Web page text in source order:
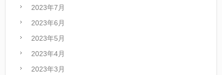
2023年7月
2023年6月
2023年5月
2023年4月
2023年3月